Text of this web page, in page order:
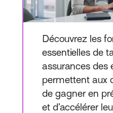
Découvrez les
essentielles de
assurances des
permettent aux
de gagner en
et d’accélérer